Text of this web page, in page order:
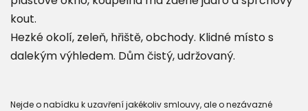
kout.
Hezké okolí, zeleň, hřiště, obchody. Klidné místo s
dalekým výhledem. Dům čistý, udržovaný.
Nejde o nabídku k uzavření jakékoliv smlouvy, ale o nezávazné